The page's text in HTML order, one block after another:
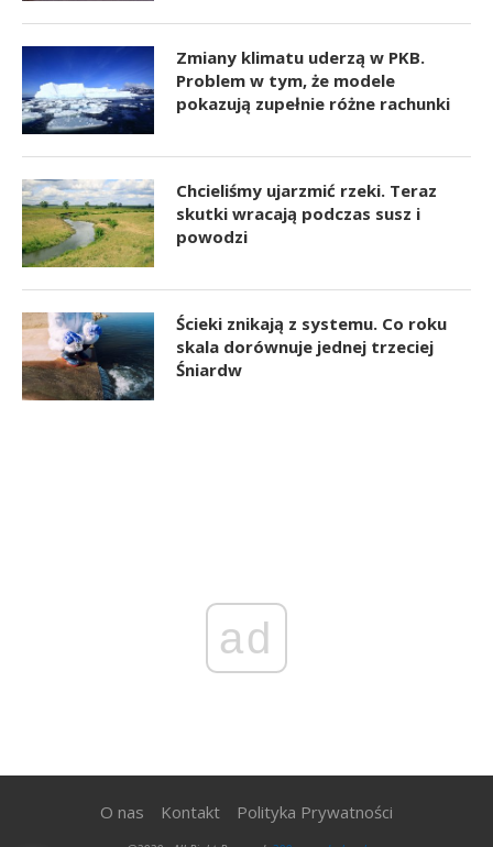
Zmiany klimatu uderzą w PKB.
Problem w tym, że modele
pokazują zupełnie różne rachunki
Chcieliśmy ujarzmić rzeki. Teraz
skutki wracają podczas susz i
powodzi
Ścieki znikają z systemu. Co roku
skala dorównuje jednej trzeciej
Śniardw
ad
O nas Kontakt Polityka Prywatności